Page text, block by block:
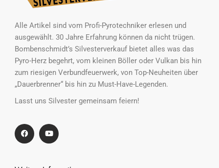
Alle Artikel sind vom Profi-Pyrotechniker erlesen und
ausgewählt. 30 Jahre Erfahrung können da nicht trügen.
Bombenschmidt’s Silvesterverkauf bietet alles was das
Pyro-Herz begehrt, vom kleinen Böller oder Vulkan bis hin
zum riesigen Verbundfeuerwerk, von Top-Neuheiten über
„Dauerbrenner“ bis hin zu Must-Have-Legenden.
Lasst uns Silvester gemeinsam feiern!